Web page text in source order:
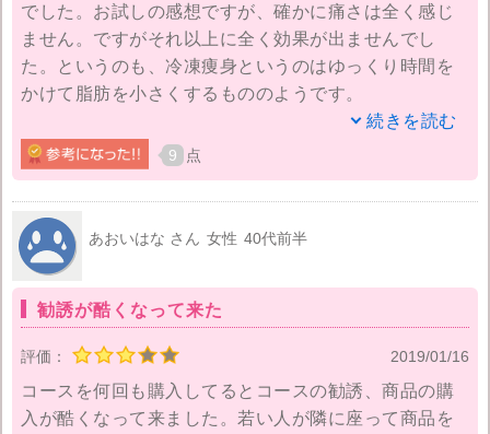
でした。お試しの感想ですが、確かに痛さは全く感じ
ません。ですがそれ以上に全く効果が出ませんでし
た。というのも、冷凍痩身というのはゆっくり時間を
かけて脂肪を小さくするもののようです。
なので、何ヶ月もエスプリサロン・ド・ボーテに通っ
て初めて効果が実感できるとのこと。脂肪吸引での痩
身がすごかった為か、思ったほど痩せたことを実感で
きないのは残念でした。これなら少し痛さを我慢して
脂肪吸引したほうがお得なのかも知れませんね。吸引
が怖いという方や、長い期間掛けて痩せたいと思う方
にはいい痩身方法かとは思うのですが。
続きを読む
9 点
あおいはな さん 女性 40代前半
勧誘が酷くなって来た
評価： 2019/01/16
コースを何回も購入してるとコースの勧誘、商品の購
入が酷くなって来ました。若い人が隣に座って商品を